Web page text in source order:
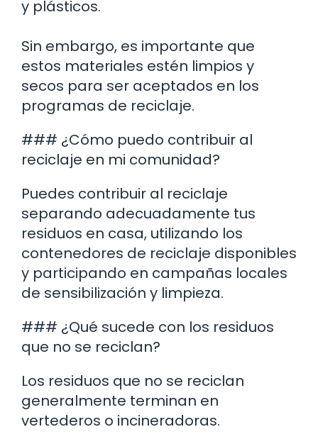
y plásticos.
Sin embargo, es importante que
estos materiales estén limpios y
secos para ser aceptados en los
programas de reciclaje.
### ¿Cómo puedo contribuir al
reciclaje en mi comunidad?
Puedes contribuir al reciclaje
separando adecuadamente tus
residuos en casa, utilizando los
contenedores de reciclaje disponibles
y participando en campañas locales
de sensibilización y limpieza.
### ¿Qué sucede con los residuos
que no se reciclan?
Los residuos que no se reciclan
generalmente terminan en
vertederos o incineradoras.